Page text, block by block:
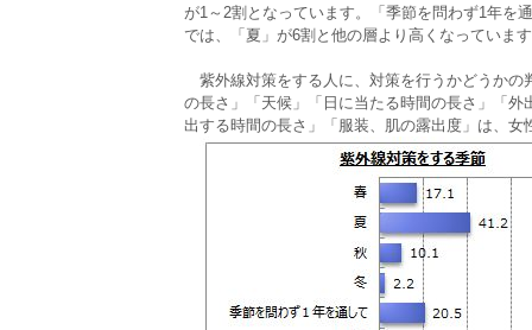
が1～2割となっています。「季節を問わず1年を
では、「夏」が6割と他の層より高くなっていま
紫外線対策をする人に、対策を行うかどうかの
の長さ」「天候」「日に当たる時間の長さ」「
出する時間の長さ」「服装、肌の露出度」は、女